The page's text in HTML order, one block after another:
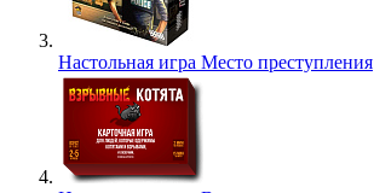
Настольная игра Место преступления